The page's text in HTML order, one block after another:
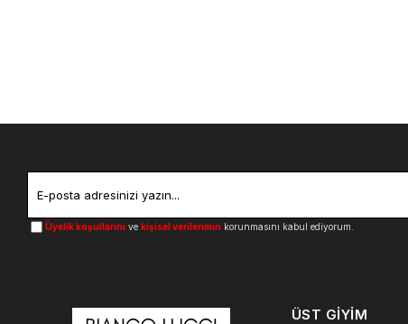
Üyelik koşullarını ve kişisel verilerimin korunmasını kabul ediyorum.
ÜST GIYIM